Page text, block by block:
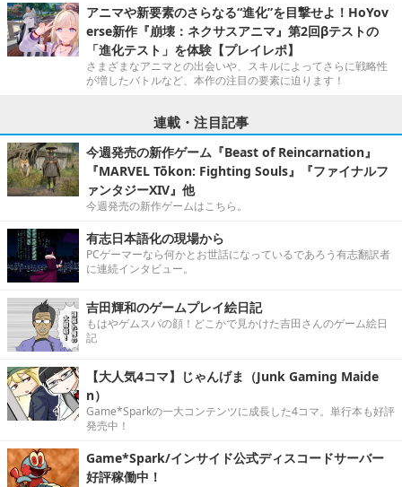
アニマや新要素のさらなる“進化”を目撃せよ！HoYov
erse新作『崩壊：ネクサスアニマ』第2回βテストの
「進化テスト」を体験【プレイレポ】
さまざまなアニマとの出会いや、スキルによってさらに戦略性
が増したバトルなど、本作の注目の要素に迫ります！
連載・注目記事
今週発売の新作ゲーム『Beast of Reincarnation』
『MARVEL Tōkon: Fighting Souls』『ファイナルフ
ァンタジーXIV』他
今週発売の新作ゲームはこちら。
有志日本語化の現場から
PCゲーマーなら何かとお世話になっているであろう有志翻訳者
に連続インタビュー。
吉田輝和のゲームプレイ絵日記
もはやゲムスパの顔！どこかで見かけた吉田さんのゲーム絵日
記
【大人気4コマ】じゃんげま（Junk Gaming Maide
n）
Game*Sparkの一大コンテンツに成長した4コマ。単行本も好評
発売中！
Game*Spark/インサイド公式ディスコードサーバー
好評稼働中！